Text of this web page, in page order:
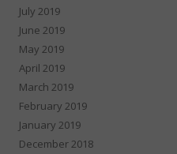
July 2019
June 2019
May 2019
April 2019
March 2019
February 2019
January 2019
December 2018